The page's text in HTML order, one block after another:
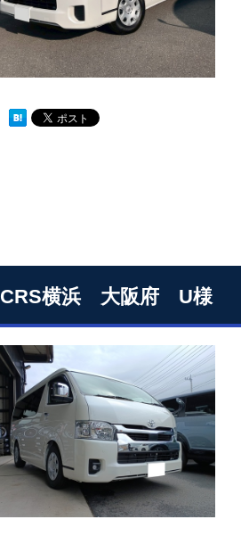
CRS横浜 大阪府 U様